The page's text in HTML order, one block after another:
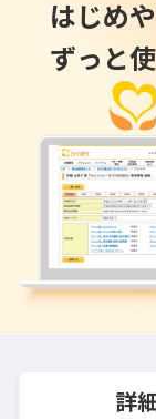
はじめや
ずっと
詳